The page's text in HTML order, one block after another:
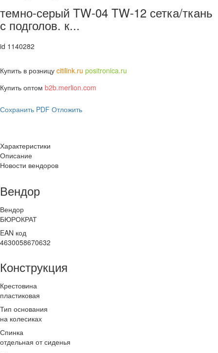
темно-серый TW-04 TW-12 сетка/ткань
с подголов. к...
id 1140282
Купить в розницу citilink.ru positronica.ru
Купить оптом b2b.merlion.com
Сохранить PDF Отложить
Характеристики
Описание
Новости вендоров
Вендор
Вендор
БЮРОКРАТ
EAN код
4630058670632
Конструкция
Крестовина
пластиковая
Тип основания
на колесиках
Спинка
отдельная от сиденья